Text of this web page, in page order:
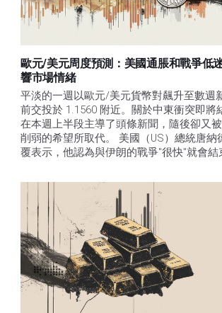
歐元/美元周度預測：美國通脹和戰爭低
響市場情緒
平淡的一週以歐元/美元貨幣對飆升至數週
前交投於 1.1560 附近。關於中東衝突即將
在本週上半段主導了頭條新聞，隨後卻又
削弱的希望所取代。 美國（US）總統唐納
覆表示，他認為與伊朗的戰爭"很快"就會結